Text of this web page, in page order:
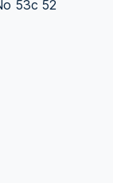
53c 52